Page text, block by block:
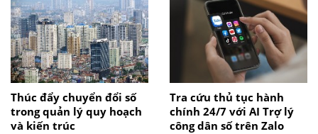
Thúc đẩy chuyển đổi số
trong quản lý quy hoạch
và kiến trúc
Tra cứu thủ tục hành
chính 24/7 với AI Trợ lý
công dân số trên Zalo